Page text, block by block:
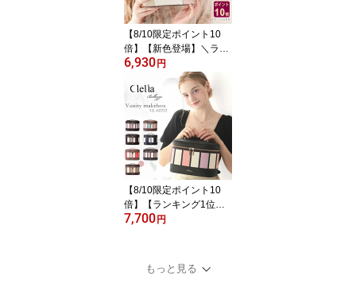
料無料 C8
【8/10限定ポイント10
倍】【新色登場】＼ラン
キング1位／ ドラマ使用
化粧ポーチ ブランド コ
ンパクト メイクポーチ
人気 自立 かわいい おし
ゃれ 大容量 持ち歩き用
収納 機能的 Clelia クレ
リア CL-17088 ポーチ メ
イク コスメ 化粧品 合皮
送料無料 C8 旅行
6,930 円
【8/10限定ポイント10
倍】【ランキング1位】
メイクボックス バニティ
レリア ベレッサ メイク
ポーチ コスメボックス
7,700 円
もっと見る